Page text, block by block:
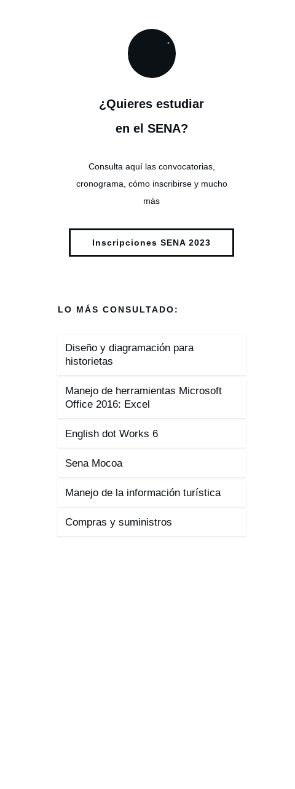
¿Quieres estudiar
en el SENA?
Consulta aquí las convocatorias,
cronograma, cómo inscribirse y mucho
más
Inscripciones SENA 2023
LO MÁS CONSULTADO:
Diseño y diagramación para
historietas
Manejo de herramientas Microsoft
Office 2016: Excel
English dot Works 6
Sena Mocoa
Manejo de la información turística
Compras y suministros